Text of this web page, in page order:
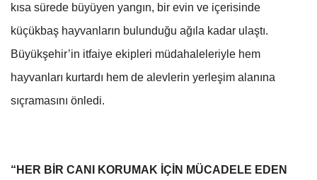
kısa sürede büyüyen yangın, bir evin ve içerisinde
küçükbaş hayvanların bulunduğu ağıla kadar ulaştı.
Büyükşehir’in itfaiye ekipleri müdahaleleriyle hem
hayvanları kurtardı hem de alevlerin yerleşim alanına
sıçramasını önledi.
“HER BİR CANI KORUMAK İÇİN MÜCADELE EDEN